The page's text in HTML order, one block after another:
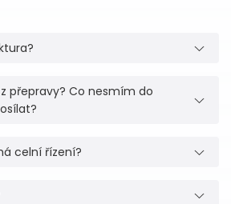
přepravy? Co nesmím do
celní řízení?